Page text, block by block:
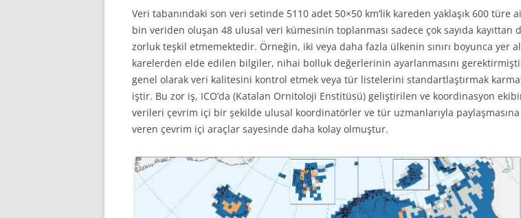
Veri tabanındaki son veri setinde 5110 adet 50×50 km’lik kareden yaklaşık 600 türe
bin veriden oluşan 48 ulusal veri kümesinin toplanması sadece çok sayıda kayıttan
zorluk teşkil etmemektedir. Örneğin, iki veya daha fazla ülkenin sınırı boyunca yer
karelerden elde edilen bilgiler, nihai bolluk değerlerinin ayarlanmasını
genel olarak veri kalitesini kontrol etmek veya tür listelerini standartlaştırmak
iştir. Bu zor iş, ICO’da (Katalan Ornitoloji Enstitüsü) geliştirilen ve koordinasyon
verileri çevrim içi bir şekilde ulusal koordinatörler ve tür uzmanlarıyla
veren çevrim içi araçlar sayesinde daha kolay olmuştur.